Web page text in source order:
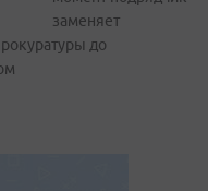
заменяет
до